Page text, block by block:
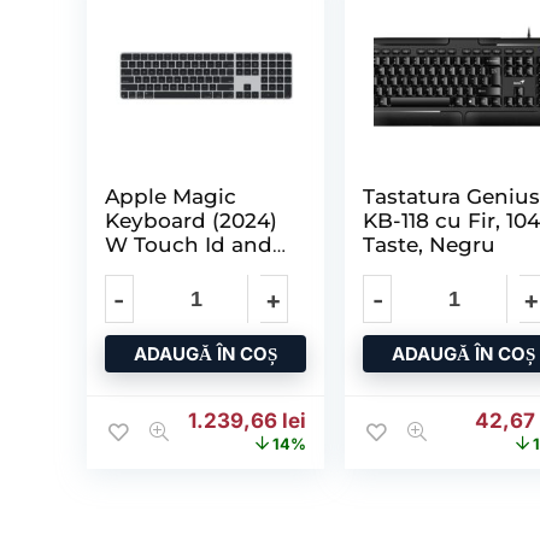
Apple Magic
Keyboard (2024)
W Touch Id and
Numeric Keypad
ADAUGĂ ÎN COȘ
Prețul inițial a fost: 1.446,17 lei.
1.239,66 lei Prețul curent este:
14%
Tastatura Genius
KB-118 cu Fir, 104
Taste, Negru
ADAUGĂ ÎN COȘ
Prețul
42,67